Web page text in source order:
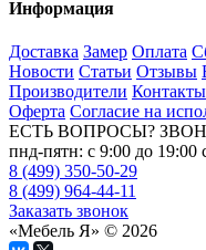
Информация
Доставка Замер Оплата
Новости Статьи Отзывы
Производители Контакты
Оферта Согласие на
ЕСТЬ ВОПРОСЫ?
пнд-пятн: с 9:00 до 19:00
8 (499) 350-50-29
8 (499) 964-44-11
Заказать звонок
«Мебель Я» © 2026